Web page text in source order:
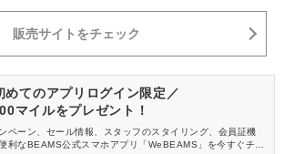
販売サイトをチェック
めてのアプリログイン限定／
マイルをプレゼント！
ペーン、セール情報、スタッフのスタイリング、会員証機
利なBEAMS公式スマホアプリ「WeBEAMS」を今すぐチェ